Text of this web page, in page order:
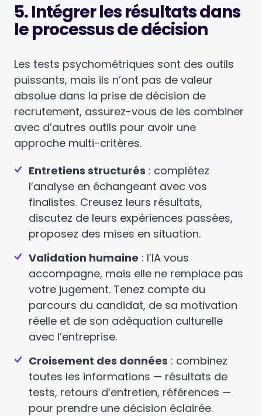
5. Intégrer les résultats dans
le processus de décision
Les tests psychométriques sont des outils
puissants, mais ils n’ont pas de valeur
absolue dans la prise de décision de
recrutement, assurez-vous de les combiner
avec d’autres outils pour avoir une
approche multi-critères.
Entretiens structurés : complétez
l’analyse en échangeant avec vos
finalistes. Creusez leurs résultats,
discutez de leurs expériences passées,
proposez des mises en situation.
Validation humaine : l’IA vous
accompagne, mais elle ne remplace pas
votre jugement. Tenez compte du
parcours du candidat, de sa motivation
réelle et de son adéquation culturelle
avec l’entreprise.
Croisement des données : combinez
toutes les informations — résultats de
tests, retours d’entretien, références —
pour prendre une décision éclairée.